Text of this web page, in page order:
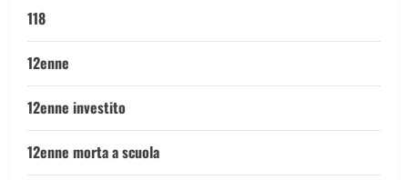
118
12enne
12enne investito
12enne morta a scuola